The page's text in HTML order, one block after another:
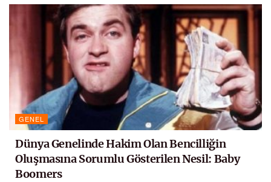
GENEL
Dünya Genelinde Hakim Olan Bencilliğin
Oluşmasına Sorumlu Gösterilen Nesil: Baby
Boomers